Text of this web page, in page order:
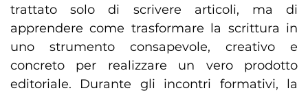
trattato solo di scrivere articoli, ma di
apprendere come trasformare la scrittura in
uno strumento consapevole, creativo e
concreto per realizzare un vero prodotto
editoriale. Durante gli incontri formativi, la